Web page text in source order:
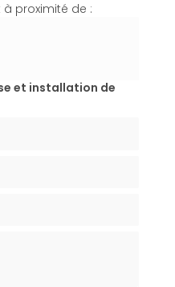
à proximité de :
et installation de